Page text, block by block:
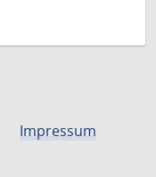
Impressum